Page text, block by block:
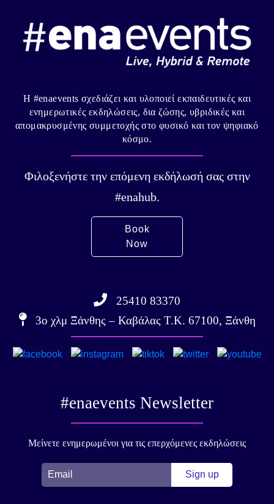
25410 83370
3ο χλμ Ξάνθης – Καβάλας Τ.Κ. 67100, Ξάνθη
Η #enaevents σχεδιάζει και υλοποιεί εκπαιδευτικές και
ενημερωτικές εκδηλώσεις, δια ζώσης, υβριδικές και
απομακρυσμένης συμμετοχής στο φυσικό και τον ψηφιακό
κόσμο.
Φιλοξενήστε την επόμενη εκδήλωσή σας στην
#enahub.
Book
Now
#enaevents Newsletter
Μείνετε ενημερωμένοι για τις επερχόμενες εκδηλώσεις